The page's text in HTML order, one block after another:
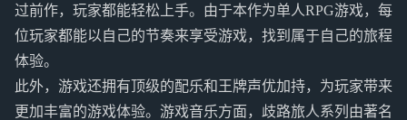
过前作，玩家都能轻松上手。由于本作为单人RPG游戏，每
位玩家都能以自己的节奏来享受游戏，找到属于自己的旅程
体验。
此外，游戏还拥有顶级的配乐和王牌声优加持，为玩家带来
更加丰富的游戏体验。游戏音乐方面，歧路旅人系列由著名